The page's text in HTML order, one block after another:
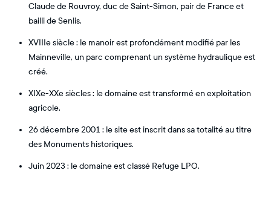
Claude de Rouvroy, duc de Saint-Simon, pair de France et
bailli de Senlis.
XVIIIe siècle : le manoir est profondément modifié par les
Mainneville, un parc comprenant un système hydraulique est
créé.
XIXe-XXe siècles : le domaine est transformé en exploitation
agricole.
26 décembre 2001 : le site est inscrit dans sa totalité au titre
des Monuments historiques.
Juin 2023 : le domaine est classé Refuge LPO.